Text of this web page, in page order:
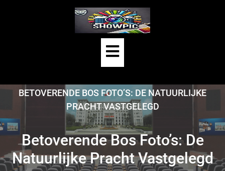
Open
Button
BETOVERENDE BOS FOTO’S: DE NATUURLIJKE
PRACHT VASTGELEGD
Betoverende Bos Foto’s: De
Natuurlijke Pracht Vastgelegd